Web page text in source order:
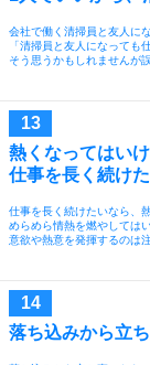
会社で働く清掃員と友人に
「清掃員と友人になっても
そう思うかもしれませんが
熱くなってはいけ
仕事を長く続け
仕事を長く続けたいなら、
めらめら情熱を燃やしては
意欲や熱意を発揮するのは
落ち込みから立